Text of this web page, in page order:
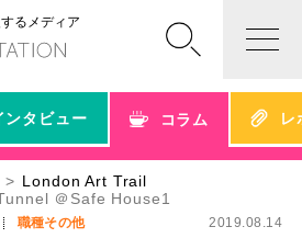
るメディア
ンタビュー コラム レ
London Art Trail
＠Safe House1
職種その他 2019.08.14